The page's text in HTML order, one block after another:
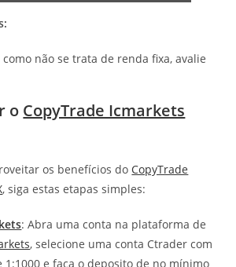
como não se trata de renda fixa, avalie
o CopyTrade Icmarkets
os benefícios do CopyTrade
, siga estas etapas simples:
: Abra uma conta na plataforma de
, selecione uma conta Ctrader com
1:1000 e faça o deposito de no mínimo